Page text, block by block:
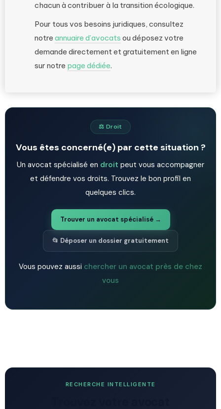
chacun à contribuer à la transition écologique.
Pour tous vos besoins juridiques, consultez
notre annuaire d’avocats ou déposez votre
demande directement et gratuitement en ligne
sur notre page dédiée.
⚖️ Droit
Vous êtes concerné(e) par cette situation ?
Un avocat spécialisé en droit peut vous accompagner
et défendre vos droits. Trouvez le bon profil en
quelques clics.
Trouver un avocat spécialisé →
📂 Déposer un dossier gratuitement
Vous pouvez aussi chercher un avocat près de chez
vous
RECHERCHE INTELLIGENTE